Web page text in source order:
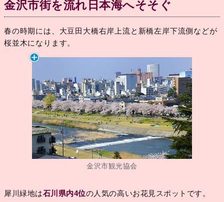
金沢市街を流れ日本海へそそぐ
春の時期には、大豆田大橋右岸上流と新橋左岸下流側などが
桜並木になります。
金沢市観光協会
犀川緑地は石川県内4位の人気の高いお花見スポットです。